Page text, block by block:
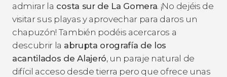
admirar la costa sur de La Gomera. ¡No dejéis de
visitar sus playas y aprovechar para daros un
chapuzón! También podéis acercaros a
descubrir la abrupta orografía de los
acantilados de Alajeró, un paraje natural de
difícil acceso desde tierra pero que ofrece unas